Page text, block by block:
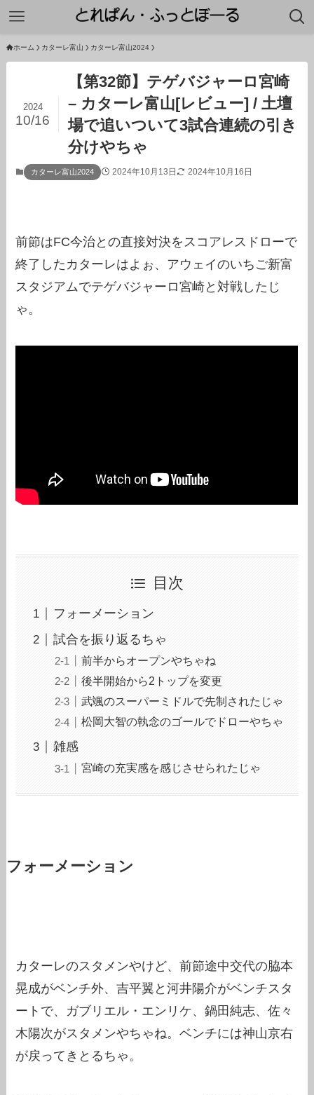
ホーム カターレ富山 カターレ富山2024
【第32節】テゲバジャーロ宮崎
– カターレ富山[レビュー] / 土壇
場で追いついて3試合連続の引き
分けやちゃ
2024
10/16
カターレ富山2024 2024年10月13日 2024年10月16日
前節はFC今治との直接対決をスコアレスドローで
終了したカターレはよぉ、アウェイのいちご新富
スタジアムでテゲバジャーロ宮崎と対戦したじ
ゃ。
目次
フォーメーション
試合を振り返るちゃ
前半からオープンやちゃね
後半開始から2トップを変更
武颯のスーパーミドルで先制されたじゃ
松岡大智の執念のゴールでドローやちゃ
雑感
宮崎の充実感を感じさせられたじゃ
フォーメーション
カターレのスタメンやけど、前節途中交代の脇本
晃成がベンチ外、吉平翼と河井陽介がベンチスタ
ートで、ガブリエル・エンリケ、鍋田純志、佐々
木陽次がスタメンやちゃね。ベンチには神山京右
が戻ってきとるちゃ。